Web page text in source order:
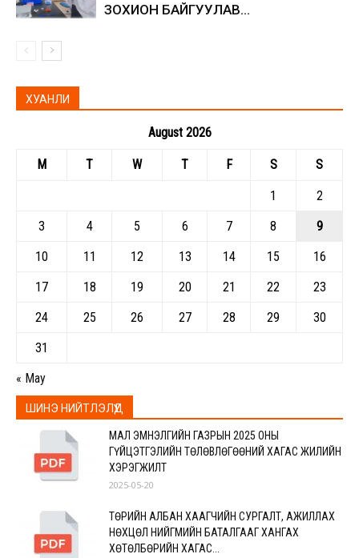
ЗОХИОН БАЙГУУЛАВ…
ХУАНЛИ
August 2026
M T W T F S S
« May
1
2
3
4 5 6 7 8
9
10
11 12 13 14 15
16
17
18 19 20 21 22
23
24
25 26 27 28 29
30
31
ШИНЭ НИЙТЛЭЛҮҮД
МАЛ ЭМНЭЛГИЙН ГАЗРЫН 2025 ОНЫ
ГҮЙЦЭТГЭЛИЙН ТӨЛӨВЛӨГӨӨНИЙ ХАГАС ЖИЛИЙН
ХЭРЭГЖИЛТ
2025-05-20
ТӨРИЙН АЛБАН ХААГЧИЙН СУРГАЛТ, АЖИЛЛАХ
НӨХЦӨЛ НИЙГМИЙН БАТАЛГААГ ХАНГАХ
ХӨТӨЛБӨРИЙН ХАГАС...